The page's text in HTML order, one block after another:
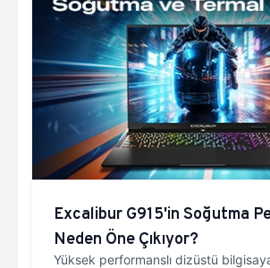
Excalibur G915'in Soğutma
Neden Öne Çıkıyor?
Yüksek performanslı dizüstü